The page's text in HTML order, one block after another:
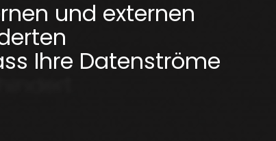
und externen
Ihre Datenströme